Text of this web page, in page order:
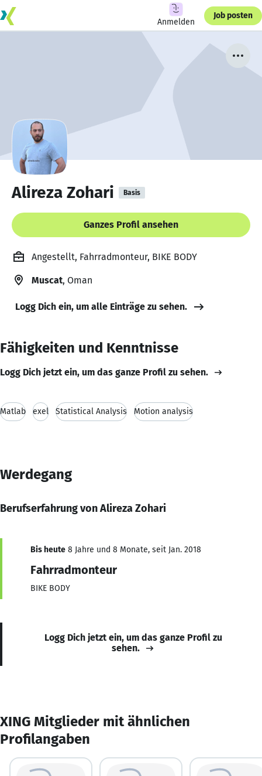
Anmelden
Job posten
Alireza Zohari Basis
Ganzes Profil ansehen
Angestellt, Fahrradmonteur, BIKE BODY
Muscat, Oman
Logg Dich ein, um alle Einträge zu sehen.
Fähigkeiten und Kenntnisse
Logg Dich jetzt ein, um das ganze Profil zu sehen.
Matlab exel Statistical Analysis Motion analysis
Werdegang
Berufserfahrung von Alireza Zohari
Bis heute 8 Jahre und 8 Monate, seit Jan. 2018
Fahrradmonteur
BIKE BODY
Logg Dich jetzt ein, um das ganze Profil zu
sehen.
XING Mitglieder mit ähnlichen
Profilangaben